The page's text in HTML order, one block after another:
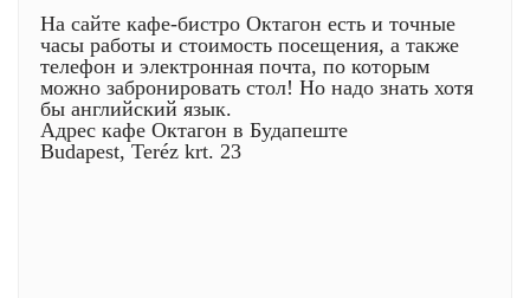
На сайте кафе-бистро Октагон есть и точные
часы работы и стоимость посещения, а также
телефон и электронная почта, по которым
можно забронировать стол! Но надо знать хотя
бы английский язык.
Адрес кафе Октагон в Будапеште
Budapest, Teréz krt. 23